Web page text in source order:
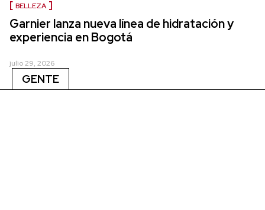
BELLEZA
Garnier lanza nueva línea de hidratación y
experiencia en Bogotá
julio 29, 2026
GENTE